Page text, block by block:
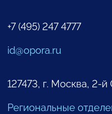
+7 (495) 247 4777
id@opora.ru
127473, г. Москва, 2-
Региональные